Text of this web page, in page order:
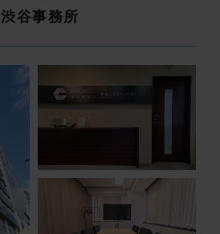
渋谷事務所